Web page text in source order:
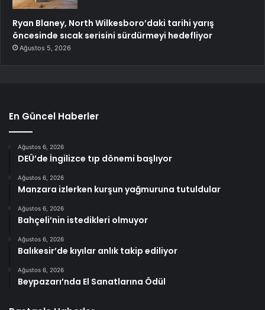
Ryan Blaney, North Wilkesboro’daki tarihi yarış
öncesinde sıcak serisini sürdürmeyi hedefliyor
Ağustos 5, 2026
En Güncel Haberler
Ağustos 6, 2026
DEÜ’de İngilizce tıp dönemi başlıyor
Ağustos 6, 2026
Manzara izlerken kurşun yağmuruna tutuldular
Ağustos 6, 2026
Bahçeli’nin istedikleri olmuyor
Ağustos 6, 2026
Balıkesir’de kıyılar anlık takip ediliyor
Ağustos 6, 2026
Beypazarı’nda El Sanatlarına Ödül